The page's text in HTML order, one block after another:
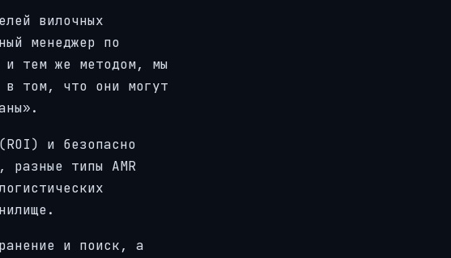
вилочных
менеджер по
и тем же методом, мы
в том, что они могут
и безопасно
типы AMR
и поиск, а